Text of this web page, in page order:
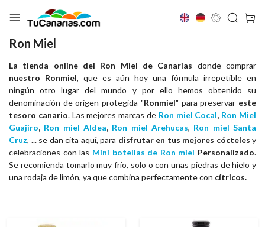
Ron Miel
La tienda online del Ron Miel de Canarias donde comprar
nuestro Ronmiel, que es aún hoy una fórmula irrepetible en
ningún otro lugar del mundo y por ello hemos obtenido su
denominación de origen protegida "Ronmiel" para preservar este
tesoro canario. Las mejores marcas de Ron miel Cocal, Ron Miel
Guajiro, Ron miel Aldea, Ron miel Arehucas, Ron miel Santa
Cruz, ... se dan cita aquí, para disfrutar en tus mejores cócteles y
celebraciones con las Mini botellas de Ron miel Personalizado.
Se recomienda tomarlo muy frío, solo o con unas piedras de hielo y
una rodaja de limón, ya que combina perfectamente con cítricos.